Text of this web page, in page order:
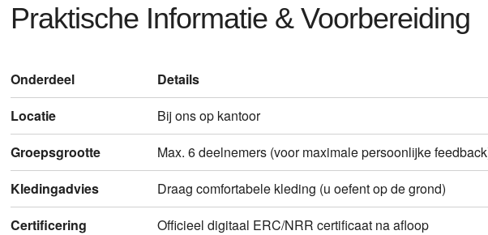
Praktische Informatie & Voorbereiding
Onderdeel
Details
Locatie
Bij ons op kantoor
Groepsgrootte
Max. 6 deelnemers (voor maximale persoonlijke
Kledingadvies
Draag comfortabele kleding (u oefent op de grond)
Certificering
Officieel digitaal ERC/NRR certificaat na afloop